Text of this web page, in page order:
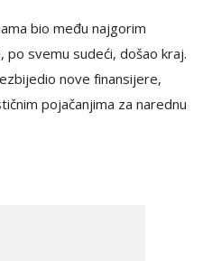
bio među najgorim
svemu sudeći, došao kraj.
nove finansijere,
pojačanjima za narednu